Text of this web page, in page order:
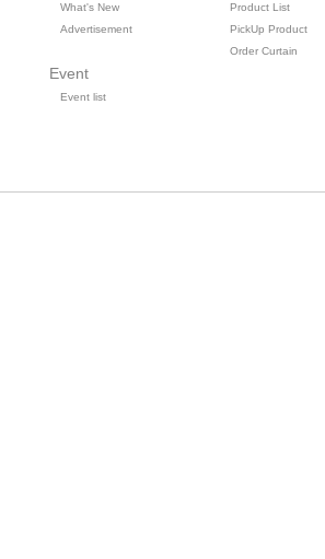
What's New
Advertisement
Event
Event list
Product List
PickUp Product
Order Curtain